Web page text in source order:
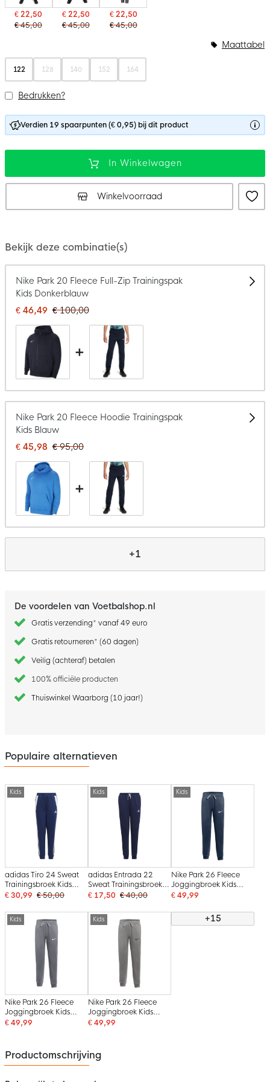
€ 22,50
€ 45,00
€ 22,50
€ 45,00
€ 22,50
€ 45,00
122 128 140 152 164
Maattabel
Bedrukken?
Verdien 19 spaarpunten (€ 0,95) bij dit product
In Winkelwagen
Winkelvoorraad
Bekijk deze combinatie(s)
Nike Park 20 Fleece Full-Zip Trainingspak
Kids Donkerblauw
€ 46,49 € 100,00
+
Nike Park 20 Fleece Hoodie Trainingspak
Kids Blauw
€ 45,98 € 95,00
+
+1
De voordelen van Voetbalshop.nl
Gratis verzending* vanaf 49 euro
Gratis retourneren* (60 dagen)
Veilig (achteraf) betalen
100% officiële producten
Thuiswinkel Waarborg (10 jaar!)
Populaire alternatieven
Kids
adidas Tiro 24 Sweat
Trainingsbroek Kids
Donkerblauw Wit
€ 30,99 € 50,00
Kids
adidas Entrada 22
Sweat Trainingsbroek
Kids Donkerblauw Wit
€ 17,50 € 40,00
Kids
Nike Park 26 Fleece
Joggingbroek Kids
Donkerblauw Wit
€ 49,99
Kids
Nike Park 26 Fleece
Joggingbroek Kids
Donkergrijs Wit
€ 49,99
Kids
Nike Park 26 Fleece
Joggingbroek Kids
Donkergrijs Zwart
€ 49,99
+15
Productomschrijving